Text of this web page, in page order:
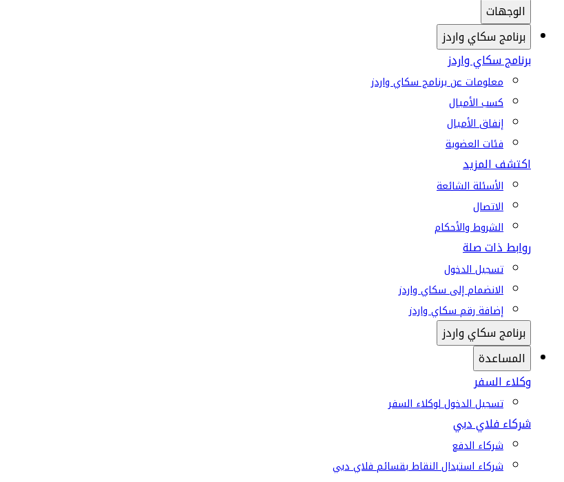
الوجهات
برنامج سكاي واردز
برنامج سكاي واردز
معلومات عن برنامج سكاي واردز
كسب الأميال
إنفاق الأميال
فئات العضوية
اكتشف المزيد
الأسئلة الشائعة
الاتصال
الشروط والأحكام
روابط ذات صلة
تسجيل الدخول
الانضمام إلى سكاي واردز
إضافة رقم سكاي واردز
برنامج سكاي واردز
المساعدة
وكلاء السفر
تسجيل الدخول لوكلاء السفر
شركاء فلاي دبي
شركاء الدفع
شركاء استبدال النقاط بقسائم فلاي دبي